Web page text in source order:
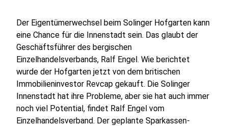
Der Eigentümerwechsel beim Solinger Hofgarten kann
eine Chance für die Innenstadt sein. Das glaubt der
Geschäftsführer des bergischen
Einzelhandelsverbands, Ralf Engel. Wie berichtet
wurde der Hofgarten jetzt von dem britischen
Immobilieninvestor Revcap gekauft. Die Solinger
Innenstadt hat ihre Probleme, aber sie hat auch immer
noch viel Potential, findet Ralf Engel vom
Einzelhandelsverband. Der geplante Sparkassen-